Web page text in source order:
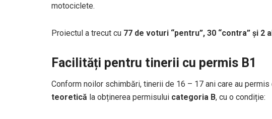
motociclete.
Proiectul a trecut cu 77 de voturi “pentru”, 30 “contra” și 2
Facilități pentru tinerii cu permis B1
Conform noilor schimbări, tinerii de 16 – 17 ani care au permis
teoretică la obținerea permisului categoria B, cu o condiție: